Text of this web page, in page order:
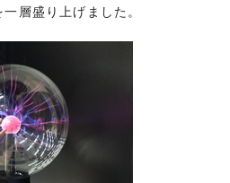
層盛り上げました。